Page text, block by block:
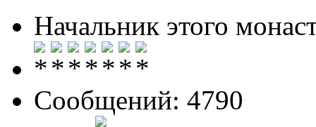
Начальник этого
Сообщений: 4790